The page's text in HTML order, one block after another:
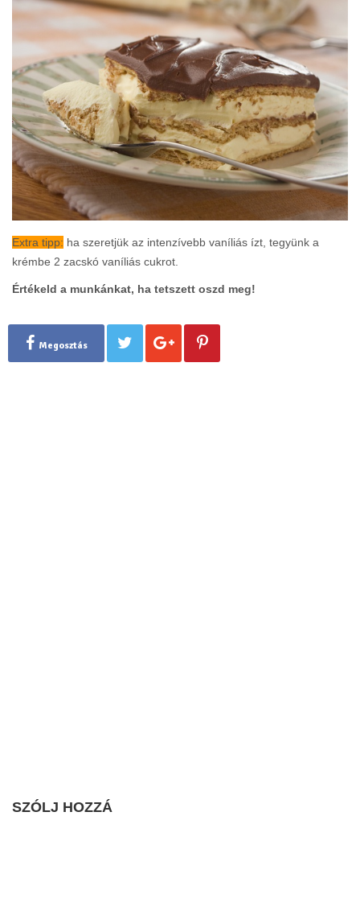
Extra tipp: ha szeretjük az intenzívebb vaníliás ízt, tegyünk a
krémbe 2 zacskó vaníliás cukrot.
Értékeld a munkánkat, ha tetszett oszd meg!
Megosztás
SZÓLJ HOZZÁ